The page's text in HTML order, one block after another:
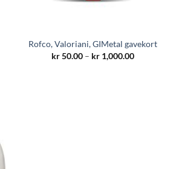
Rofco, Valoriani, GIMetal gavekort
kr50.00 – kr 1,000.00Prisområde: